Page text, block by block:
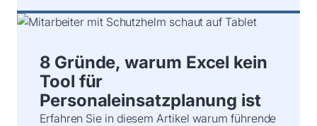
8 Gründe, warum Excel kein
Tool für
Personaleinsatzplanung ist
Erfahren Sie in diesem Artikel warum führende